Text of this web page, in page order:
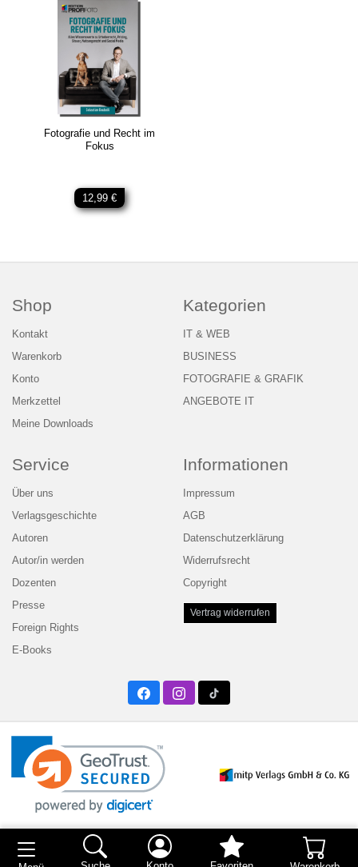
Fotografie und Recht im
Fokus
12,99 €
Shop
Kontakt
Warenkorb
Konto
Merkzettel
Meine Downloads
Kategorien
IT & WEB
BUSINESS
FOTOGRAFIE & GRAFIK
ANGEBOTE IT
Service
Über uns
Verlagsgeschichte
Autoren
Autor/in werden
Dozenten
Presse
Foreign Rights
E-Books
Informationen
Impressum
AGB
Datenschutzerklärung
Widerrufsrecht
Copyright
Vertrag widerrufen
FacebookInstagramTwitter